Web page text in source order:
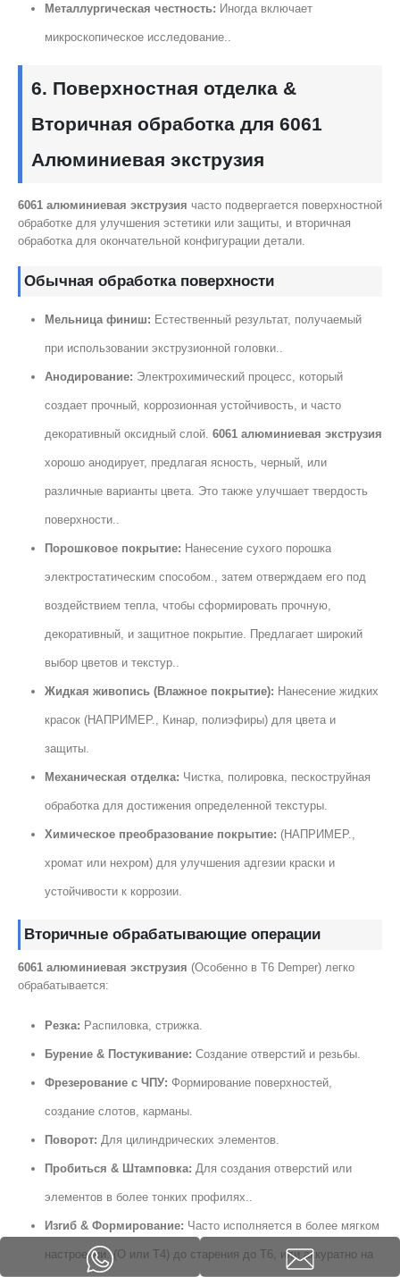
Металлургическая честность: Иногда включает
микроскопическое исследование..
6. Поверхностная отделка &
Вторичная обработка для 6061
Алюминиевая экструзия
6061 алюминиевая экструзия часто подвергается поверхностной
обработке для улучшения эстетики или защиты, и вторичная
обработка для окончательной конфигурации детали.
Обычная обработка поверхности
Мельница финиш: Естественный результат, получаемый
при использовании экструзионной головки..
Анодирование: Электрохимический процесс, который
создает прочный, коррозионная устойчивость, и часто
декоративный оксидный слой. 6061 алюминиевая экструзия
хорошо анодирует, предлагая ясность, черный, или
различные варианты цвета. Это также улучшает твердость
поверхности..
Порошковое покрытие: Нанесение сухого порошка
электростатическим способом., затем отверждаем его под
воздействием тепла, чтобы сформировать прочную,
декоративный, и защитное покрытие. Предлагает широкий
выбор цветов и текстур..
Жидкая живопись (Влажное покрытие): Нанесение жидких
красок (НАПРИМЕР., Кинар, полиэфиры) для цвета и
защиты.
Механическая отделка: Чистка, полировка, пескоструйная
обработка для достижения определенной текстуры.
Химическое преобразование покрытие: (НАПРИМЕР.,
хромат или нехром) для улучшения адгезии краски и
устойчивости к коррозии.
Вторичные обрабатывающие операции
6061 алюминиевая экструзия (Особенно в T6 Demper) легко
обрабатывается:
Резка: Распиловка, стрижка.
Бурение & Постукивание: Создание отверстий и резьбы.
Фрезерование с ЧПУ: Формирование поверхностей,
создание слотов, карманы.
Поворот: Для цилиндрических элементов.
Пробиться & Штамповка: Для создания отверстий или
элементов в более тонких профилях..
Изгиб & Формирование: Часто исполняется в более мягком
настроении. (О или Т4) до старения до Т6, или аккуратно на